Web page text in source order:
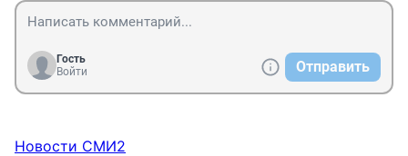
Гость
Войти
Отправить
Новости СМИ2